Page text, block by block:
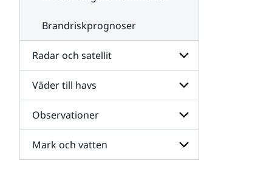
Brandriskprognoser
Radar och satellit
Undersidor
för
Radar
och
satellit
Väder till havs
Undersidor
för
Väder
till
havs
Observationer
Undersidor
för
Mark och vatten